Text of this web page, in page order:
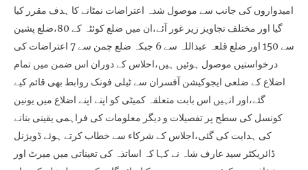
امیدواروں کی جانب سے موصول شدہ اعتراضات نمٹانے کا ہدف مقرر کیا
گیا اور مختلف تجاویز زیر غور آئے،ان میں ضلع کوئٹہ کے 80،ضلع پشین
سے 150 اور ضلع قلعہ عبداللہ سے 6 جبکہ ضلع چمن سے 7 اعتراضات کی
درخواستیں موصول ہوئیں ہیں،احلاس کے دوران اس ضمن میں تمام
اضلاع کے ضلعی ایجوکیشن آفسران سے ٹیلی فونک روابط بھی قائم کیے
گئے،اور انہیں اس بابت متعلقہ کمیٹی کو اپنے اپنے اضلاع میں یونین
کونسل کی سطح پر تفصیلات و دیگر معلومات کی فراہمی یقینی بنانے
کی ہدایت کی گئی،اجلاس کے شرکاء سے خطاب کرتے ہوئے ڈویژنل
ڈائریکٹر سید عارف شاہ نے کہا کہ اساتذہ کی تعیناتی میں میرٹ اور